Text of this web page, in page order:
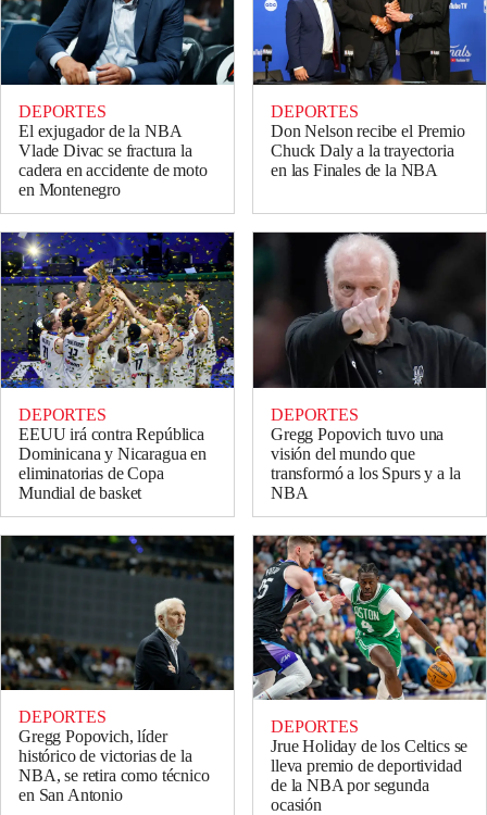
DEPORTES
El exjugador de la NBA
Vlade Divac se fractura la
cadera en accidente de moto
en Montenegro
DEPORTES
Don Nelson recibe el Premio
Chuck Daly a la trayectoria
en las Finales de la NBA
DEPORTES
EEUU irá contra República
Dominicana y Nicaragua en
eliminatorias de Copa
Mundial de basket
DEPORTES
Gregg Popovich tuvo una
visión del mundo que
transformó a los Spurs y a la
NBA
DEPORTES
Gregg Popovich, líder
histórico de victorias de la
NBA, se retira como técnico
en San Antonio
DEPORTES
Jrue Holiday de los Celtics se
lleva premio de deportividad
de la NBA por segunda
ocasión